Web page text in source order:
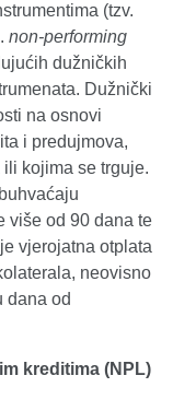
(tzv.
non-performing
dužničkih
Dužnički
na osnovi
i predujmova,
kojima se trguje.
više od 90 dana te
vjerojatna otplata
neovisno
dana od
kreditima (NPL)